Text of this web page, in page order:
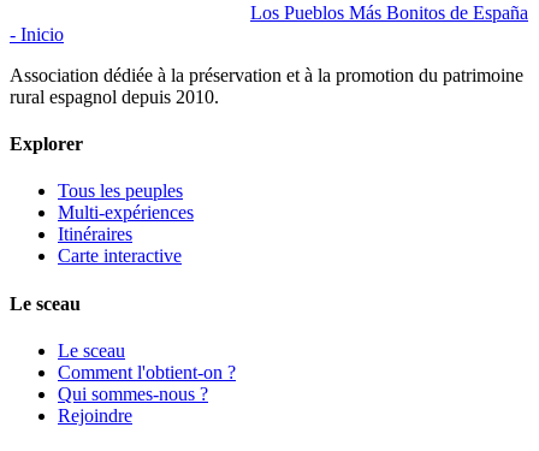
Los Pueblos Más Bonitos de España
- Inicio
Association dédiée à la préservation et à la promotion du patrimoine
rural espagnol depuis 2010.
Explorer
Tous les peuples
Multi-expériences
Itinéraires
Carte interactive
Le sceau
Le sceau
Comment l'obtient-on ?
Qui sommes-nous ?
Rejoindre